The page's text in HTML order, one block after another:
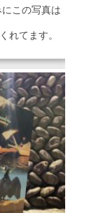
この写真は
れてます。